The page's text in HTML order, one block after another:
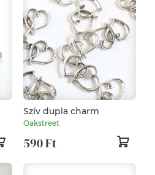
Szív dupla charm
Oakstreet
590 Ft